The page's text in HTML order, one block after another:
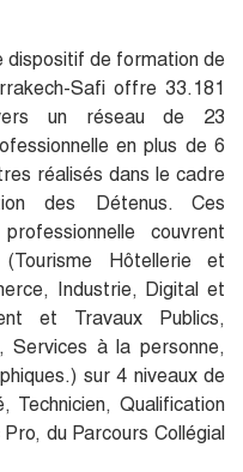
dispositif de formation de
Safi offre 33.181
un réseau de 23
en plus de 6
réalisés dans le cadre
des Détenus. Ces
couvrent
Hôtellerie et
Industrie, Digital et
et Travaux Publics,
Services à la personne,
sur 4 niveaux de
Technicien, Qualification
du Parcours Collégial